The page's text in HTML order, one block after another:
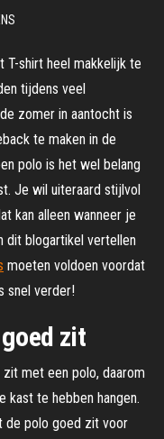
T-shirt heel makkelijk te
tijdens veel
zomer in aantocht is
te maken in de
polo is het wel belang
Je wil uiteraard stijlvol
kan alleen wanneer je
dit blogartikel vertellen
moeten voldoen voordat
snel verder!
zit
met een polo, daarom
kast te hebben hangen.
de polo goed zit voor